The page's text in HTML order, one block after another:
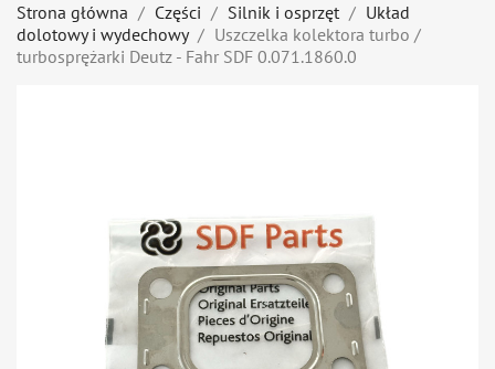
Strona główna Części Silnik i osprzęt
Układ
dolotowy i wydechowy
Uszczelka kolektora turbo /
turbosprężarki Deutz - Fahr SDF 0.071.1860.0